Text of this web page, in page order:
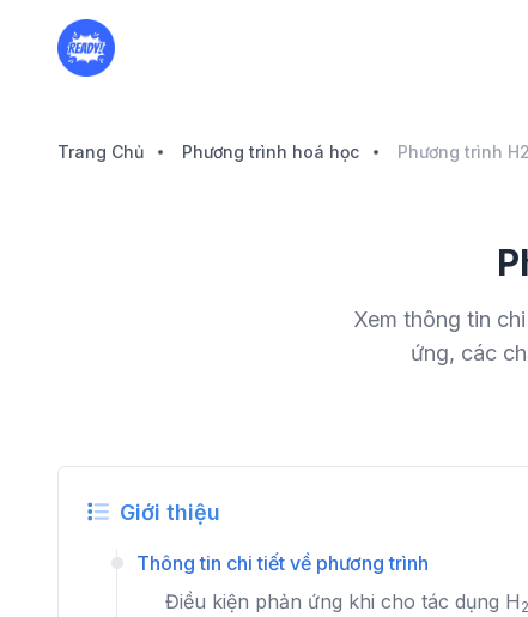
Trang Chủ Phương trình hoá học
Xem thông tin
ứng, các
Giới thiệu
Thông tin chi tiết về phương trình
Điều kiện phản ứng khi cho tác dụng H 2